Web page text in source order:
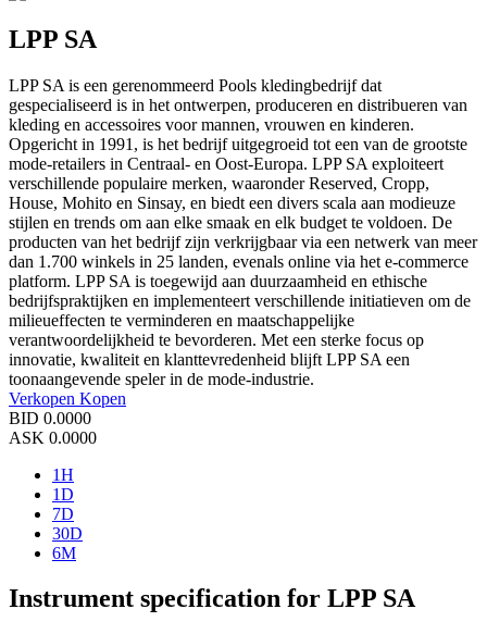
LPP SA
LPP SA is een gerenommeerd Pools kledingbedrijf dat
gespecialiseerd is in het ontwerpen, produceren en distribueren van
kleding en accessoires voor mannen, vrouwen en kinderen.
Opgericht in 1991, is het bedrijf uitgegroeid tot een van de grootste
mode-retailers in Centraal- en Oost-Europa. LPP SA exploiteert
verschillende populaire merken, waaronder Reserved, Cropp,
House, Mohito en Sinsay, en biedt een divers scala aan modieuze
stijlen en trends om aan elke smaak en elk budget te voldoen. De
producten van het bedrijf zijn verkrijgbaar via een netwerk van meer
dan 1.700 winkels in 25 landen, evenals online via het e-commerce
platform. LPP SA is toegewijd aan duurzaamheid en ethische
bedrijfspraktijken en implementeert verschillende initiatieven om de
milieueffecten te verminderen en maatschappelijke
verantwoordelijkheid te bevorderen. Met een sterke focus op
innovatie, kwaliteit en klanttevredenheid blijft LPP SA een
toonaangevende speler in de mode-industrie.
Verkopen Kopen
BID 0.0000
ASK 0.0000
1H
1D
7D
30D
6M
Instrument specification for LPP SA